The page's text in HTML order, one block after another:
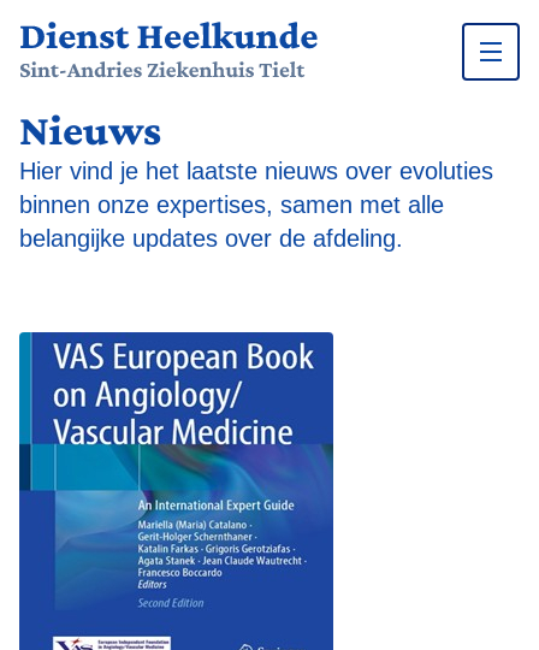
Ga naar inhoud
Nieuws
Hier vind je het laatste nieuws over evoluties
binnen onze expertises, samen met alle
belangijke updates over de afdeling.